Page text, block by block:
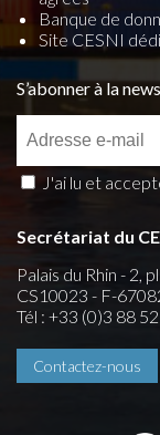
Banque de
Site CESNI
S’abonner à la
J'ai lu et
Secrétariat du
Palais du Rhin - 2,
CS10023 - F-
Tél : +33 (0)3 88
Contactez-nous